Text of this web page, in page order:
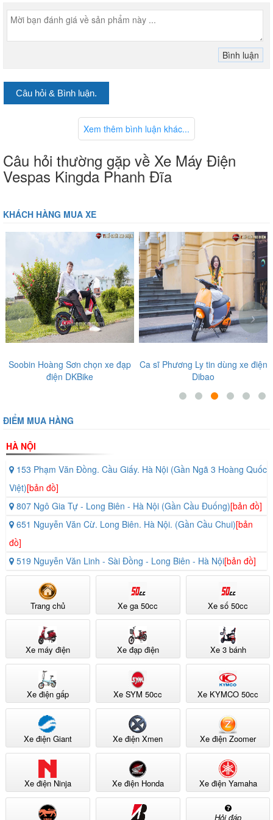
được tải trọng lớn đến 160kg, đảm bảo luôn cho người dùng cảm
nhận sự êm ái ngay cả khi chở nặng hoặc đi trên những đoạn đường
có địa hình xấu.
Đuôi xe thanh thoát hơn với kiểu dáng vuốt nhọn về sau. Đèn hậu sử
dụng đèn Led có tính năng định vị ban ngày giúp người đi bộ, xe đi
phía sau dễ phát hiện chiếc xe từ xa, từ đó an toàn hơn. Đồng thời
giảm tai nạn và thương vong xảy ra vào ban ngày.
Tất cả những ưu điểm kể trên đã tạo nên vẻ đẹp hoài cổ quyến rũ
mà chỉ có riêng ởxe máy điện Vespas Kingdamới có.
THẾ GIỚI XE ĐIỆNchúc các bạn sẽ lựa chọn được cho mình một
chiếc xe phù hợp với những trải nghiệm tuyệt vời nhất.
Câu hỏi & Bình luận.
Xem thêm bình luận khác...
Câu hỏi thường gặp về Xe Máy Điện
Vespas Kingda Phanh Đĩa
KHÁCH HÀNG MUA XE
Soobin Hoàng Sơn chọn xe đạp
điện DKBike
Ca sĩ Phương Ly tin dùng xe điện
Dibao
‹ ›
ĐIỂM MUA HÀNG
HÀ NỘI
153 Phạm Văn Đồng. Cầu Giấy. Hà Nội (Gần Ngã 3 Hoàng Quốc
Việt)[bản đồ]
807 Ngô Gia Tự - Long Biên - Hà Nội (Gần Cầu Đuống)[bản đồ]
651 Nguyễn Văn Cừ. Long Biên. Hà Nội. (Gần Cầu Chui)[bản
đồ]
519 Nguyễn Văn Linh - Sài Đồng - Long Biên - Hà Nội[bản đồ]
Trang chủ Xe ga 50cc Xe số 50cc
Xe máy điện Xe đạp điện Xe 3 bánh
Xe điện gấp Xe SYM 50cc Xe KYMCO 50cc
Xe điện Giant Xe điện Xmen Xe điện Zoomer
Xe điện Ninja Xe điện Honda Xe điện Yamaha
Hỏi đáp